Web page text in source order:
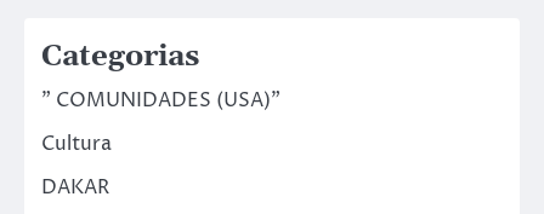
Categorias
" COMUNIDADES (USA)"
Cultura
DAKAR